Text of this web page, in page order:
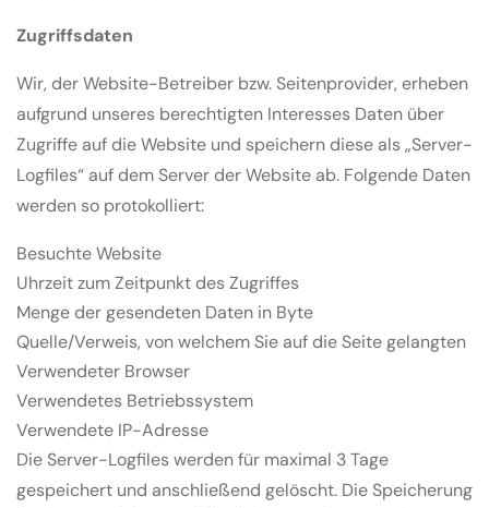
Zugriffsdaten
Wir, der Website-Betreiber bzw. Seitenprovider, erheben
aufgrund unseres berechtigten Interesses Daten über
Zugriffe auf die Website und speichern diese als „Server-
Logfiles“ auf dem Server der Website ab. Folgende Daten
werden so protokolliert:
Besuchte Website
Uhrzeit zum Zeitpunkt des Zugriffes
Menge der gesendeten Daten in Byte
Quelle/Verweis, von welchem Sie auf die Seite gelangten
Verwendeter Browser
Verwendetes Betriebssystem
Verwendete IP-Adresse
Die Server-Logfiles werden für maximal 3 Tage
gespeichert und anschließend gelöscht. Die Speicherung